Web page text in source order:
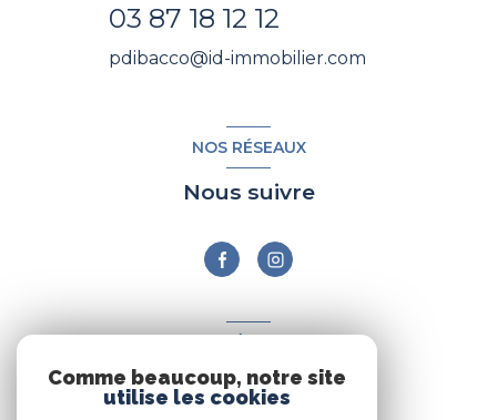
03 87 18 12 12
pdibacco@id-immobilier.com
NOS RÉSEAUX
Nous suivre
Nous adhérons
Comme beaucoup, notre site
utilise les cookies